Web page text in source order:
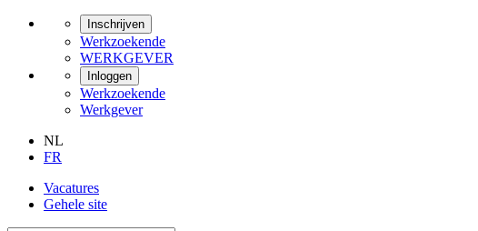
Inschrijven
Werkzoekende
WERKGEVER
Inloggen
Werkzoekende
Werkgever
NL
FR
Vacatures
Gehele site